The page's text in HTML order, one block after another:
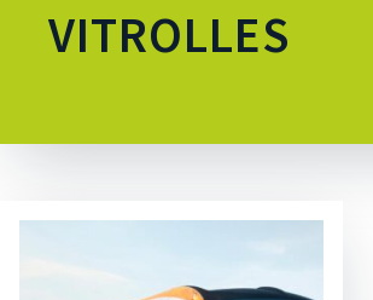
VITROLLES